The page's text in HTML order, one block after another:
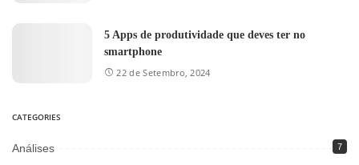
5 Apps de produtividade que deves ter no
smartphone
22 de Setembro, 2024
CATEGORIES
Análises 7